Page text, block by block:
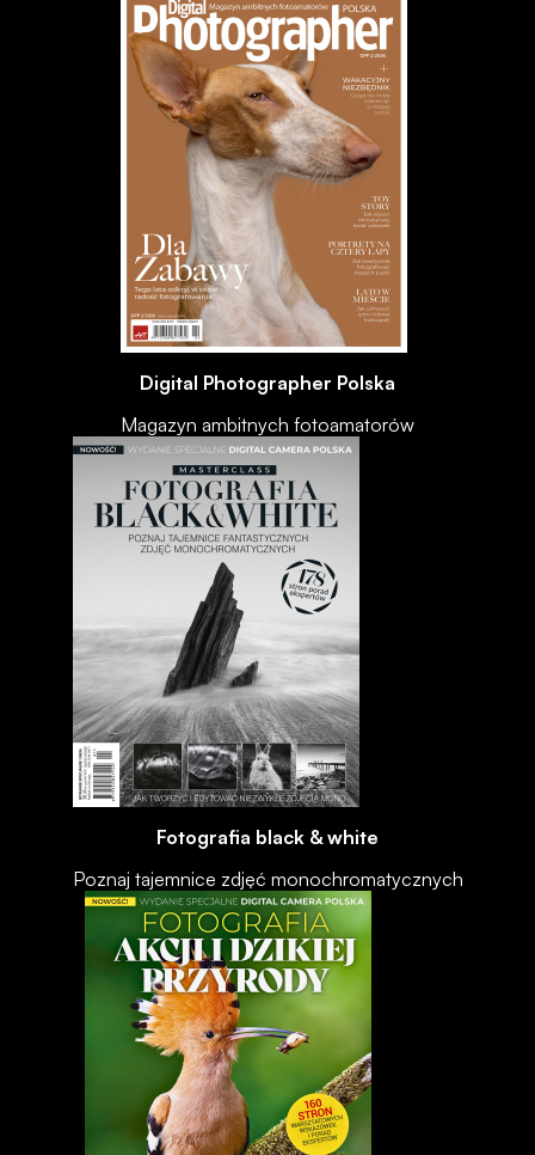
Digital Photographer Polska
Magazyn ambitnych fotoamatorów
Fotografia black & white
Poznaj tajemnice zdjęć monochromatycznych